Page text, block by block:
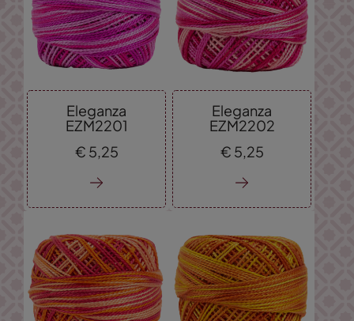
Eleganza
EZM2201
€ 5,25
Eleganza
EZM2202
€ 5,25